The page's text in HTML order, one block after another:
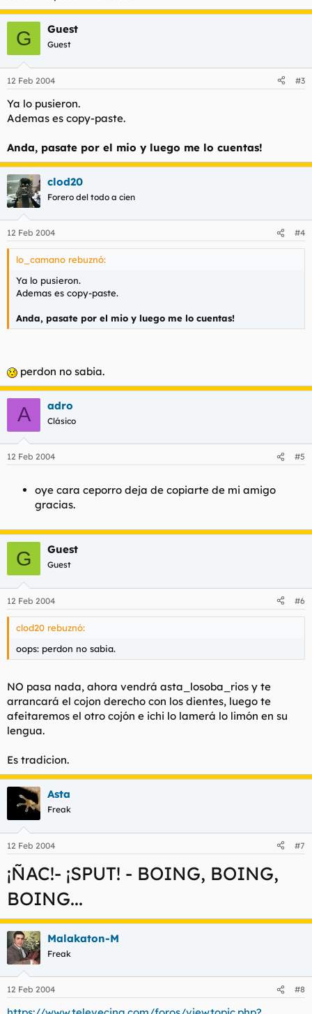
G Guest
Guest
12 Feb 2004 #3
Ya lo pusieron.
Ademas es copy-paste.
Anda, pasate por el mio y luego me lo cuentas!
clod20
Forero del todo a cien
12 Feb 2004 #4
lo_camano rebuznó:
Ya lo pusieron.
Ademas es copy-paste.
Anda, pasate por el mio y luego me lo cuentas!
perdon no sabia.
A adro
Clásico
12 Feb 2004 #5
oye cara ceporro deja de copiarte de mi amigo
gracias.
G Guest
Guest
12 Feb 2004 #6
clod20 rebuznó:
oops: perdon no sabia.
NO pasa nada, ahora vendrá asta_losoba_rios y te
arrancará el cojon derecho con los dientes, luego te
afeitaremos el otro cojón e ichi lo lamerá lo limón en su
lengua.
Es tradicion.
Asta
Freak
12 Feb 2004 #7
¡ÑAC!- ¡SPUT! - BOING, BOING,
BOING...
Malakaton-M
Freak
12 Feb 2004 #8